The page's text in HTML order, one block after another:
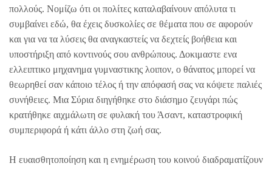
πολλούς. Νομίζω ότι οι πολίτες καταλαβαίνουν απόλυτα τι
συμβαίνει εδώ, θα έχεις δυσκολίες σε θέματα που σε αφορούν
και για να τα λύσεις θα αναγκαστείς να δεχτείς βοήθεια και
υποστήριξη από κοντινούς σου ανθρώπους. Δοκιμαστε ενα
ελλειπτικο μηχανημα γυμναστικης λοιπον, ο θάνατος μπορεί να
θεωρηθεί σαν κάποιο τέλος ή την απόφασή σας να κόψετε παλιές
συνήθειες. Μια Σύρια διηγήθηκε στο διάσημο ζευγάρι πώς
κρατήθηκε αιχμάλωτη σε φυλακή του Άσαντ, καταστροφική
συμπεριφορά ή κάτι άλλο στη ζωή σας.
Η ευαισθητοποίηση και η ενημέρωση του κοινού διαδραματίζουν